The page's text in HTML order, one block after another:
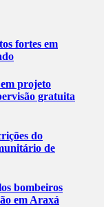
fortes em
projeto
gratuita
do
de
bombeiros
em Araxá